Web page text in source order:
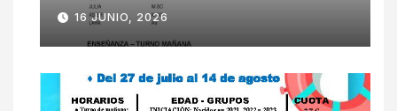
16 JUNIO, 2026